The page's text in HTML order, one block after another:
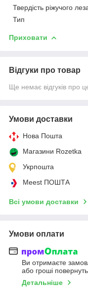
Твердість ріжучого
Тип
Приховати
Відгуки про товар
Ще немає відгуків про
Умови доставки
Нова Пошта
Магазини Rozetka
Укрпошта
Meest ПОШТА
Всі умови доставки
Умови оплати
Ви отримаєте
або гроші
Детальніше